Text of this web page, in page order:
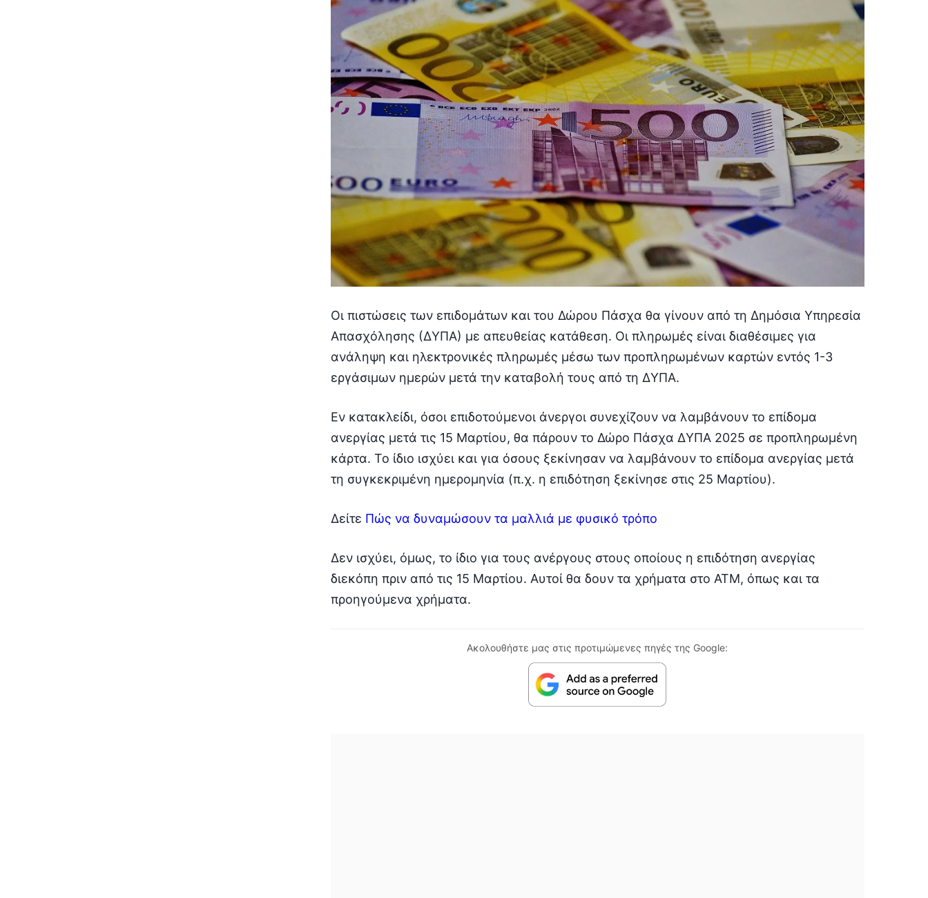
Οι πιστώσεις των επιδομάτων και του Δώρου Πάσχα θα γίνουν από τη Δημόσια Υπηρεσία
Απασχόλησης (ΔΥΠΑ) με απευθείας κατάθεση. Οι πληρωμές είναι διαθέσιμες για
ανάληψη και ηλεκτρονικές πληρωμές μέσω των προπληρωμένων καρτών εντός 1-3
εργάσιμων ημερών μετά την καταβολή τους από τη ΔΥΠΑ.
Εν κατακλείδι, όσοι επιδοτούμενοι άνεργοι συνεχίζουν να λαμβάνουν το επίδομα
ανεργίας μετά τις 15 Μαρτίου, θα πάρουν το Δώρο Πάσχα ΔΥΠΑ 2025 σε προπληρωμένη
κάρτα. Το ίδιο ισχύει και για όσους ξεκίνησαν να λαμβάνουν το επίδομα ανεργίας μετά
τη συγκεκριμένη ημερομηνία (π.χ. η επιδότηση ξεκίνησε στις 25 Μαρτίου).
Δείτε Πώς να δυναμώσουν τα μαλλιά με φυσικό τρόπο
Δεν ισχύει, όμως, το ίδιο για τους ανέργους στους οποίους η επιδότηση ανεργίας
διεκόπη πριν από τις 15 Μαρτίου. Αυτοί θα δουν τα χρήματα στο ΑΤΜ, όπως και τα
προηγούμενα χρήματα.
Ακολουθήστε μας στις προτιμώμενες πηγές της Google: